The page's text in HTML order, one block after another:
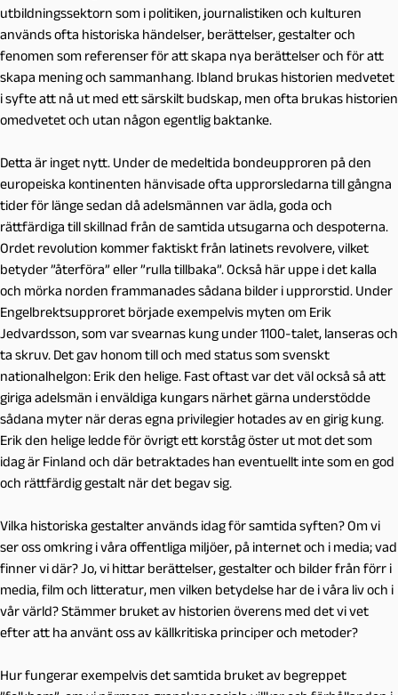
utbildningssektorn som i politiken, journalistiken och kulturen
används ofta historiska händelser, berättelser, gestalter och
fenomen som referenser för att skapa nya berättelser och för att
skapa mening och sammanhang. Ibland brukas historien medvetet
i syfte att nå ut med ett särskilt budskap, men ofta brukas historien
omedvetet och utan någon egentlig baktanke.
Detta är inget nytt. Under de medeltida bondeupproren på den
europeiska kontinenten hänvisade ofta upprorsledarna till gångna
tider för länge sedan då adelsmännen var ädla, goda och
rättfärdiga till skillnad från de samtida utsugarna och despoterna.
Ordet revolution kommer faktiskt från latinets revolvere, vilket
betyder ”återföra” eller ”rulla tillbaka”. Också här uppe i det kalla
och mörka norden frammanades sådana bilder i upprorstid. Under
Engelbrektsupproret började exempelvis myten om Erik
Jedvardsson, som var svearnas kung under 1100-talet, lanseras och
ta skruv. Det gav honom till och med status som svenskt
nationalhelgon: Erik den helige. Fast oftast var det väl också så att
giriga adelsmän i enväldiga kungars närhet gärna understödde
sådana myter när deras egna privilegier hotades av en girig kung.
Erik den helige ledde för övrigt ett korståg öster ut mot det som
idag är Finland och där betraktades han eventuellt inte som en god
och rättfärdig gestalt när det begav sig.
Vilka historiska gestalter används idag för samtida syften? Om vi
ser oss omkring i våra offentliga miljöer, på internet och i media; vad
finner vi där? Jo, vi hittar berättelser, gestalter och bilder från förr i
media, film och litteratur, men vilken betydelse har de i våra liv och i
vår värld? Stämmer bruket av historien överens med det vi vet
efter att ha använt oss av källkritiska principer och metoder?
Hur fungerar exempelvis det samtida bruket av begreppet